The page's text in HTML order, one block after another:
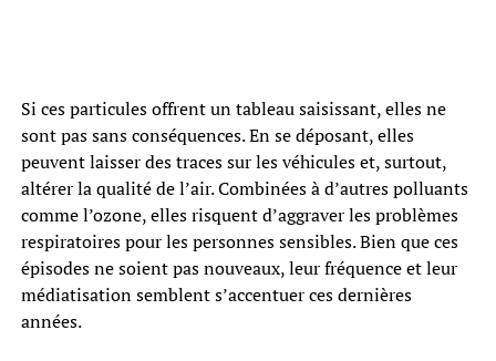
Si ces particules offrent un tableau saisissant, elles ne
sont pas sans conséquences. En se déposant, elles
peuvent laisser des traces sur les véhicules et, surtout,
altérer la qualité de l’air. Combinées à d’autres polluants
comme l’ozone, elles risquent d’aggraver les problèmes
respiratoires pour les personnes sensibles. Bien que ces
épisodes ne soient pas nouveaux, leur fréquence et leur
médiatisation semblent s’accentuer ces dernières
années.